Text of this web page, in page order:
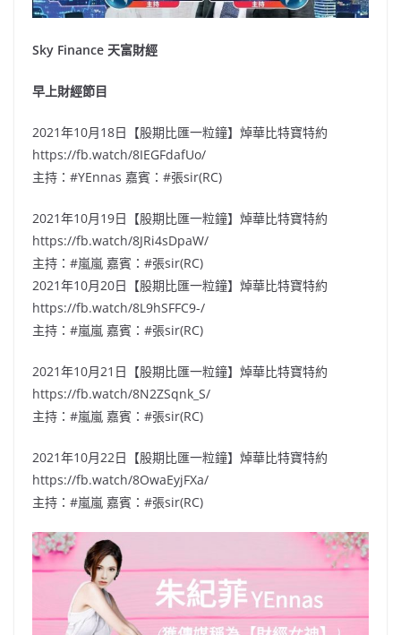
Sky Finance 天富財經
早上財經節目
2021年10月18日【股期比匯一粒鐘】焯華比特寶特約
https://fb.watch/8IEGFdafUo/
主持：#YEnnas 嘉賓：#張sir(RC)
2021年10月19日【股期比匯一粒鐘】焯華比特寶特約
https://fb.watch/8JRi4sDpaW/
主持：#嵐嵐 嘉賓：#張sir(RC)
2021年10月20日【股期比匯一粒鐘】焯華比特寶特約
https://fb.watch/8L9hSFFC9-/
主持：#嵐嵐 嘉賓：#張sir(RC)
2021年10月21日【股期比匯一粒鐘】焯華比特寶特約
https://fb.watch/8N2ZSqnk_S/
主持：#嵐嵐 嘉賓：#張sir(RC)
2021年10月22日【股期比匯一粒鐘】焯華比特寶特約
https://fb.watch/8OwaEyjFXa/
主持：#嵐嵐 嘉賓：#張sir(RC)